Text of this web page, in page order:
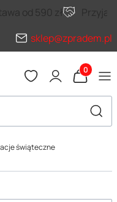
od 590 zł
sklep@zpradem.pl
Produkty
świąteczne